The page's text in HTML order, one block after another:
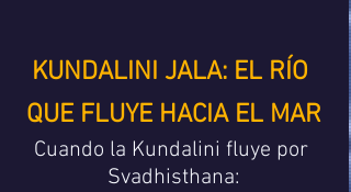
KUNDALINI JALA: EL RÍO
QUE FLUYE HACIA EL MAR
Cuando la Kundalini fluye por
Svadhisthana: